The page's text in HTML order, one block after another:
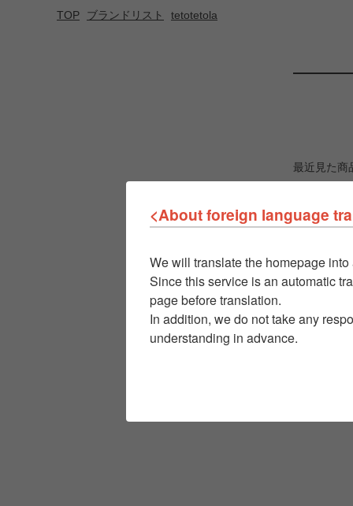
TOP ブランドリスト tetotetola
最近見た商
<About foreign language
We will translate the homepage
Since this service is an automatic
page before translation.
In addition, we do not take any
understanding in advance.